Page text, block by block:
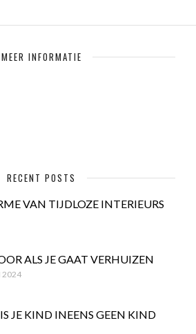
MEER INFORMATIE
RECENT POSTS
VAN TIJDLOZE INTERIEURS
ALS JE GAAT VERHUIZEN
2024
JE KIND INEENS GEEN KIND